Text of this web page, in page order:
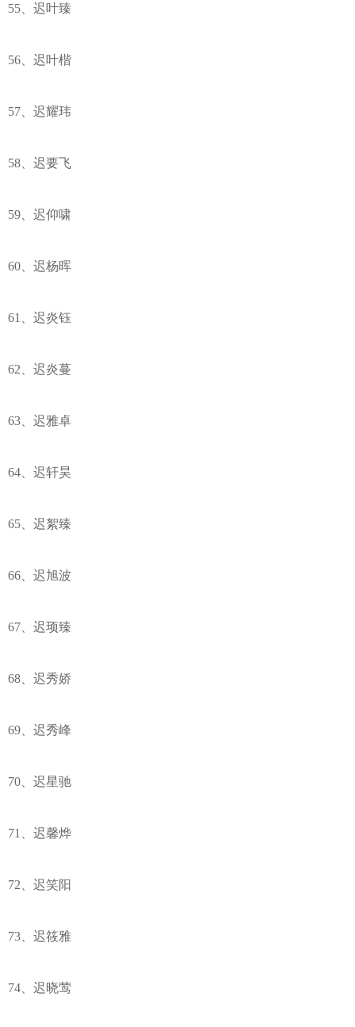
55、迟叶臻
56、迟叶楷
57、迟耀玮
58、迟要飞
59、迟仰啸
60、迟杨晖
61、迟炎钰
62、迟炎蔓
63、迟雅卓
64、迟轩昊
65、迟絮臻
66、迟旭波
67、迟顼臻
68、迟秀娇
69、迟秀峰
70、迟星驰
71、迟馨烨
72、迟笑阳
73、迟筱雅
74、迟晓莺